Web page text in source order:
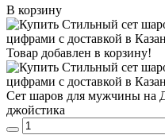
В корзину
Товар добавлен в корзину!
Сет шаров для мужчины на
джойстика